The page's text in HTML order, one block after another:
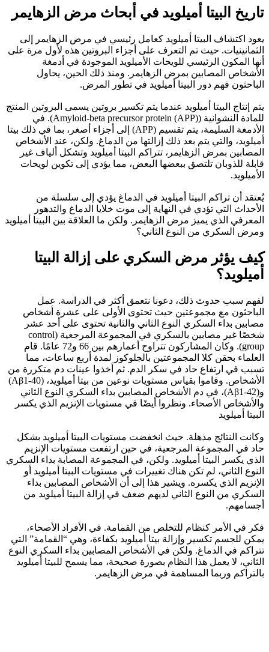
تاريخ البيتا أميلويد في أبحاث مرض الزهايمر
يعود اكتشاف البيتا أميلويد كعامل رئيسي في مرض الزهايمر إلى
الثمانينيات. حيث تم التعرف على أجزاء البروتين هذه لأول مرة على
أنها المكون الرئيسي للويحات الأميلويد الموجودة في أدمغة
الأشخاص المصابين بمرض الزهايمر. ومنذ ذلك الحين، يحاول
الباحثون فهم دور البيتا أميلويد في تطور المرض.
يتم إنتاج البيتا أميلويد عندما يتم تكسير بروتين يسمى البروتين المنتج
للمادة النشوانية (Amyloid-beta precursor protein (APP)). في
الأدمغة السليمة، يتم تقسيم (APP) إلى أجزاء أصغر، بما في ذلك بيتا
أميلويد، والتي يتم بعد ذلك إزالتها من الدماغ. ولكن، عند الأشخاص
المصابين بمرض الزهايمر، تتراكم البيتا أميلويد وتشكل ألياف غير
قابلة للذوبان تلتصق ببعضها البعض، مما يؤدي إلى تكوين لويحات
الأميلويد.
يُعتقد أن تراكم البيتا أميلويد في الدماغ يؤدي إلى سلسلة من
الأحداث التي تؤدي في النهاية إلى موت خلايا الدماغ والتدهور
المعرفي الذي يميز مرض الزهايمر. ولكن ما العلاقة بين البيتا أميلويد
ومرض السكري من النوع الثاني؟
كيف يؤثر مرض السكري على إزالة البيتا
أميلويد؟
لفهم سبب حدوث ذلك، دعونا نتعمق أكثر في الدراسة. عمل
الباحثون مع مجموعتين حيث تحتوى الأولى على عشرة أشخاص
مصابين بداء السكري النوع الثاني والثانية تحتوى على أحد عشر
شخصًا غير مصابين بالسكري في المجموعة المرجعية (control
group). وكان المشاركون تتراوح أعمارهم بين 66 و72 عامًا. قام
العلماء بحقن كلا المجموعتين بالجلوكوز لمدة أربع ساعات، مما
تسبب في ارتفاع حاد في سكر الدم. ثم أخذوا عينات دم متكررة من
الأشخاص. وقاموا بقياس مستويات نوعين من بيتا أميلويد، (Aβ1-40)
و(Aβ1-42)، في دم الأشخاص المصابين بداء السكري النوع الثاني
والأشخاص الأصحاء. ونظروا أيضًا في مستويات الإنزيم الذي يكسر
البيتا أميلويد
وكانت النتائج مذهلة. حيث انخفضت مستويات البيتا أميلويد بشكل
حاد في المجموعة المرجعية، في حين ارتفعت مستويات الإنزيم
الذي يكسر البيتا أميلويد. ولكن، في المجموعة المصابة بداء السكري
النوع الثاني، لم تكن هناك تغييرات في مستويات البيتا أميلويد أو
الإنزيم الذي يكسره. ويشير هذا إلى أن الأشخاص المصابين بداء
السكري من النوع الثاني لديهم ضعف في إزالة البيتا أميلويد من
أجسامهم.
فكر في الأمر كنظام للتخلص من القمامة. في الأفراد الأصحاء،
يمكن للجسم تكسير وإزالة بيتا أميلويد بكفاءة، وهي “القمامة” التي
تتراكم في الدماغ. ولكن في الأشخاص المصابين بداء السكري النوع
الثاني، لا يعمل هذا النظام بصورة صحيحة، مما يسمح للبيتا أميلويد
بالتراكم وربما المساهمة في مرض الزهايمر.